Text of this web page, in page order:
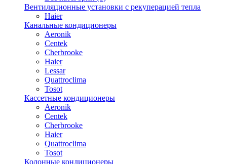
Вентиляционные установки с рекуперацией тепла
Haier
Канальные кондиционеры
Aeronik
Centek
Cherbrooke
Haier
Lessar
Quattroclima
Tosot
Кассетные кондиционеры
Aeronik
Centek
Cherbrooke
Haier
Quattroclima
Tosot
Колонные кондиционеры